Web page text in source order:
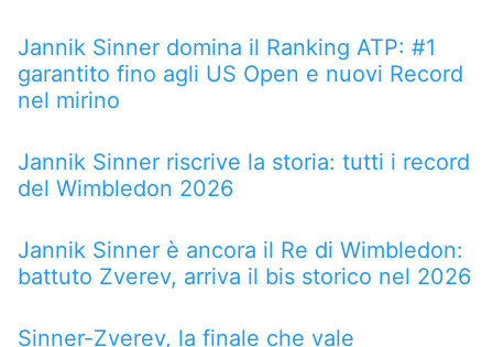
Jannik Sinner domina il Ranking ATP: #1
garantito fino agli US Open e nuovi Record
nel mirino
Jannik Sinner riscrive la storia: tutti i record
del Wimbledon 2026
Jannik Sinner è ancora il Re di Wimbledon:
battuto Zverev, arriva il bis storico nel 2026
Sinner-Zverev, la finale che vale